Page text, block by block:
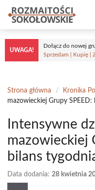
Przejdź
treści
UWAGA!
Dołącz do nowej
Sprzedam | Kupię |
Strona główna / Kronika
mazowieckiej Grupy SPEED:
Intensywne
mazowieckiej
bilans
Data dodania: 28 kwietnia